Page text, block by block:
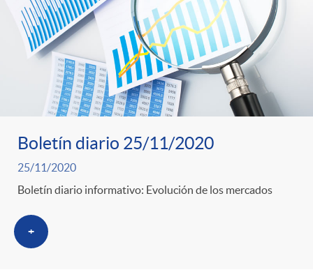
Boletín diario 25/11/2020
25/11/2020
Boletín diario informativo: Evolución de los mercados
+